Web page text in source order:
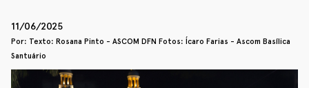
11/06/2025
Por: Texto: Rosana Pinto - ASCOM DFN Fotos: Ícaro Farias - Ascom Basílica
Santuário